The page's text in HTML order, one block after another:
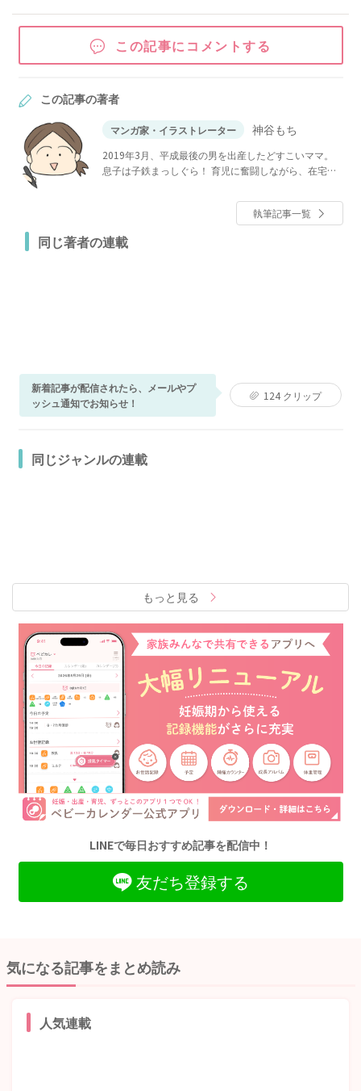
この記事にコメントする
この記事の著者
マンガ家・イラストレーター 神谷もち
2019年3月、平成最後の男を出産したどすこいママ。
息子は子鉄まっしぐら！ 育児に奮闘しながら、在宅で
執筆記事一覧
同じ著者の連載
新着記事が配信されたら、メールやプ
ッシュ通知でお知らせ！
124 クリップ
同じジャンルの連載
もっと見る
LINEで毎日おすすめ記事を配信中！
友だち登録する
気になる記事をまとめ読み
人気連載